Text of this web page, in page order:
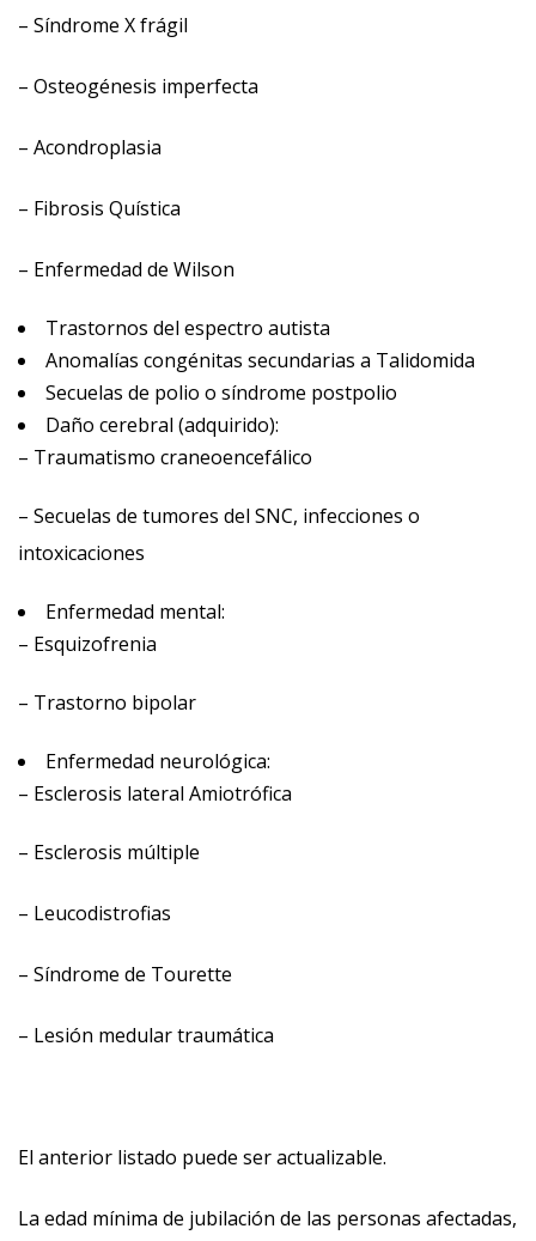
– Síndrome X frágil
– Osteogénesis imperfecta
– Acondroplasia
– Fibrosis Quística
– Enfermedad de Wilson
Trastornos del espectro autista
Anomalías congénitas secundarias a Talidomida
Secuelas de polio o síndrome postpolio
Daño cerebral (adquirido):
– Traumatismo craneoencefálico
– Secuelas de tumores del SNC, infecciones o
intoxicaciones
Enfermedad mental:
– Esquizofrenia
– Trastorno bipolar
Enfermedad neurológica:
– Esclerosis lateral Amiotrófica
– Esclerosis múltiple
– Leucodistrofias
– Síndrome de Tourette
– Lesión medular traumática
El anterior listado puede ser actualizable.
La edad mínima de jubilación de las personas afectadas,